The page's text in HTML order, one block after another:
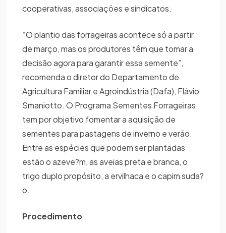
cooperativas, associações e sindicatos.
“O plantio das forrageiras acontece só a partir
de março, mas os produtores têm que tomar a
decisão agora para garantir essa semente”,
recomenda o diretor do Departamento de
Agricultura Familiar e Agroindústria (Dafa), Flávio
Smaniotto. O Programa Sementes Forrageiras
tem por objetivo fomentar a aquisição de
sementes para pastagens de inverno e verão.
Entre as espécies que podem ser plantadas
estão o azeve?m, as aveias preta e branca, o
trigo duplo propósito, a ervilhaca e o capim suda?
o.
Procedimento